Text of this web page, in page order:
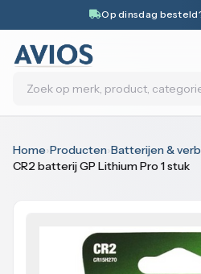
Op dinsdag
Zoeken
Home›Producten›Batterijen &
CR2 batterij GP Lithium Pro 1 stuk